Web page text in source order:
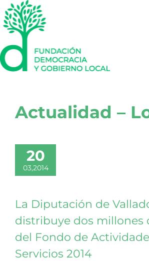
Saltar
al
contenido
Actualidad –
20
03,2014
La Diputación de
distribuye dos millones
del Fondo de
Servicios 2014